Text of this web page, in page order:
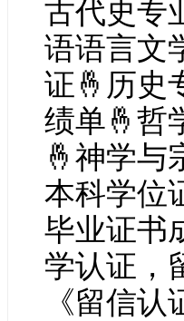
古代史专
语语言文
证🤞历史
绩单🤞哲
🤞神学与
本科学位
毕业证书
学认证，
《留信